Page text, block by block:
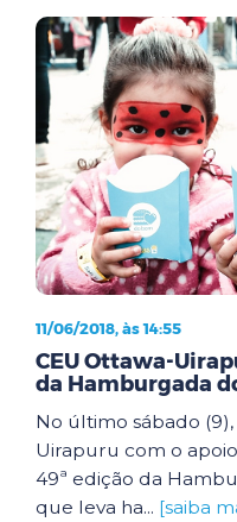
11/06/2018, às 14:55
CEU Ottawa-
da Hamburgada
No último sábado
Uirapuru com o
49ª edição da
que leva ha... [saiba